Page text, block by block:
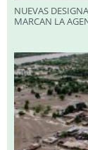
NUEVAS
MARCAN LA